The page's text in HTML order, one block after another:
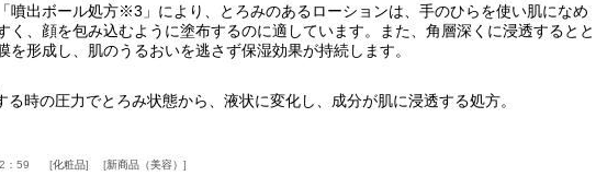
噴出ボール処方※3」により、とろみのあるローションは、手のひらを使い肌になめ
く、顔を包み込むように塗布するのに適しています。また、角層深くに浸透するとと
を形成し、肌のうるおいを逃さず保湿効果が持続します。
時の圧力でとろみ状態から、液状に変化し、成分が肌に浸透する処方。
：59 化粧品 新商品（美容）